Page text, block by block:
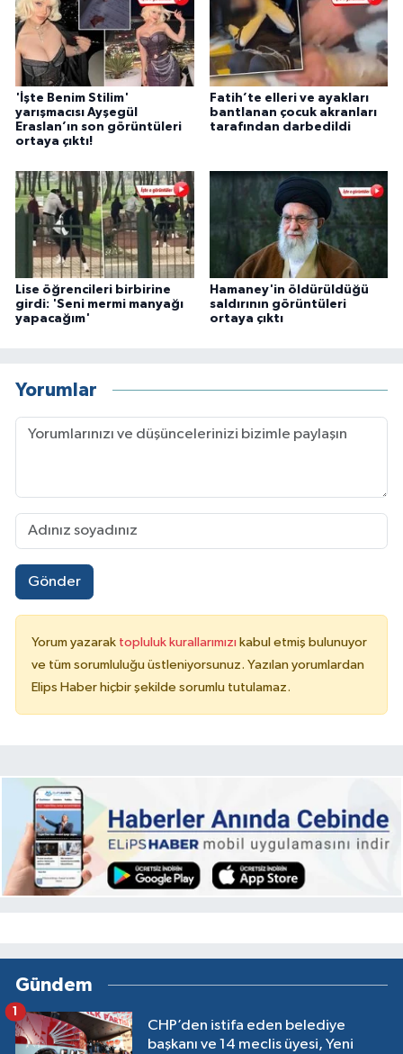
'İşte Benim Stilim'
yarışmacısı Ayşegül
Eraslan’ın son görüntüleri
ortaya çıktı!
Fatih’te elleri ve ayakları
bantlanan çocuk akranları
tarafından darbedildi
Lise öğrencileri birbirine
girdi: 'Seni mermi manyağı
yapacağım'
Hamaney'in öldürüldüğü
saldırının görüntüleri
ortaya çıktı
Yorumlar
Gönder
Yorum yazarak topluluk kurallarımızı kabul etmiş bulunuyor
ve tüm sorumluluğu üstleniyorsunuz. Yazılan yorumlardan
Elips Haber hiçbir şekilde sorumlu tutulamaz.
Gündem
CHP’den istifa eden belediye
başkanı ve 14 meclis üyesi, Yeni
1